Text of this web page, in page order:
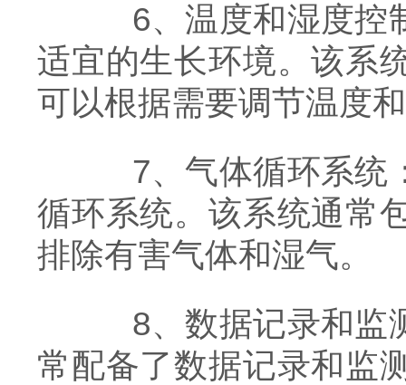
6、温度和湿度控制
适宜的生长环境。该系
可以根据需要调节温度
7、气体循环系统：
循环系统。该系统通常
排除有害气体和湿气。
8、数据记录和监测
常配备了数据记录和监